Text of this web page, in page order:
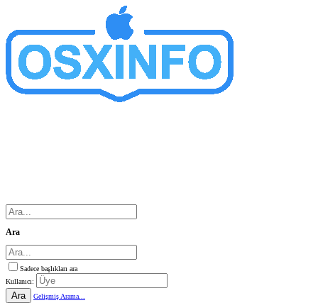
Ara
Sadece başlıkları ara
Kullanıcı:
Ara
Gelişmiş Arama...